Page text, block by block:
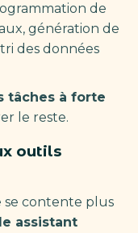
de
génération de
des données
tâches à forte
le reste.
outils
se contente plus
assistant